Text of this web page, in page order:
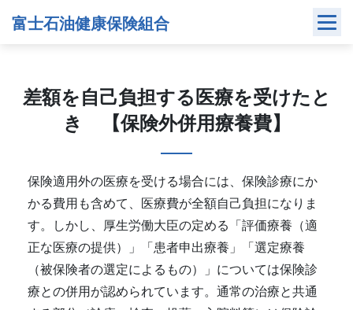
富士石油健康保険組合
差額を自己負担する医療を受けたと
き 【保険外併用療養費】
保険適用外の医療を受ける場合には、保険診療にか
かる費用も含めて、医療費が全額自己負担になりま
す。しかし、厚生労働大臣の定める「評価療養（適
正な医療の提供）」「患者申出療養」「選定療養
（被保険者の選定によるもの）」については保険診
療との併用が認められています。通常の治療と共通